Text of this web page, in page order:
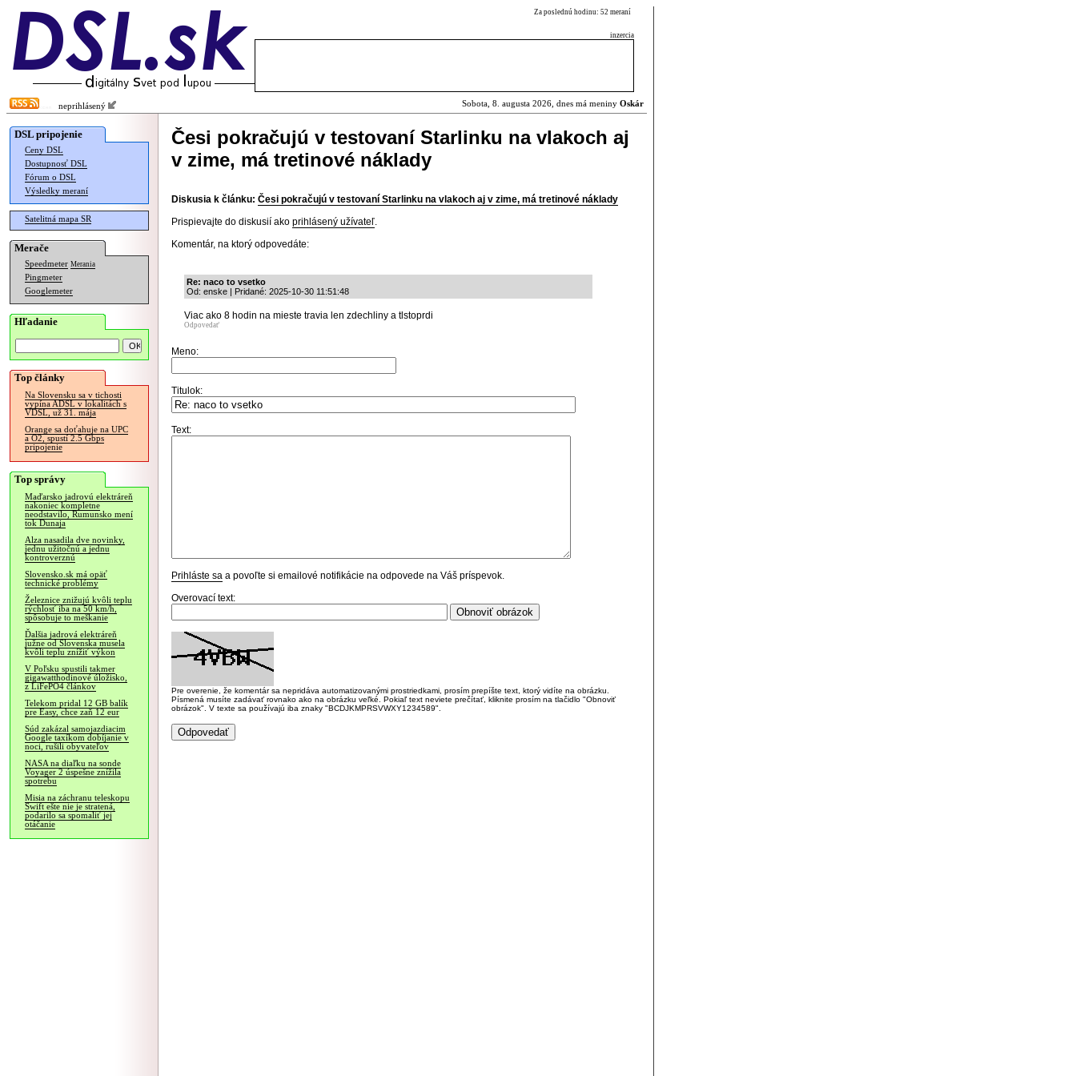
Za poslednú hodinu: 52 meraní
inzercia
neprihlásený Sobota, 8. augusta 2026, dnes má meniny Oskár
DSL pripojenie
Ceny DSL
Dostupnosť DSL
Fórum o DSL
Výsledky meraní
Satelitná mapa SR
Merače
Speedmeter Merania
Pingmeter
Googlemeter
Hľadanie
Top články
Na Slovensku sa v tichosti
vypína ADSL v lokalitách s
VDSL, už 31. mája
Orange sa doťahuje na UPC
a O2, spustí 2.5 Gbps
pripojenie
Top správy
Maďarsko jadrovú elektráreň
nakoniec kompletne
neodstavilo, Rumunsko mení
tok Dunaja
Alza nasadila dve novinky,
jednu užitočnú a jednu
kontroverznú
Slovensko.sk má opäť
technické problémy
Železnice znižujú kvôli teplu
rýchlosť iba na 50 km/h,
spôsobuje to meškanie
Ďalšia jadrová elektráreň
južne od Slovenska musela
kvôli teplu znížiť výkon
V Poľsku spustili takmer
gigawatthodinové úložisko,
z LiFePO4 článkov
Telekom pridal 12 GB balík
pre Easy, chce zaň 12 eur
Súd zakázal samojazdiacim
Google taxíkom dobíjanie v
noci, rušili obyvateľov
NASA na diaľku na sonde
Voyager 2 úspešne znížila
spotrebu
Misia na záchranu teleskopu
Swift ešte nie je stratená,
podarilo sa spomaliť jej
otáčanie
Česi pokračujú v testovaní Starlinku na vlakoch aj
v zime, má tretinové náklady
Diskusia k článku: Česi pokračujú v testovaní Starlinku na vlakoch aj v zime, má tretinové náklady
Prispievajte do diskusií ako prihlásený užívateľ.
Komentár, na ktorý odpovedáte:
Re: naco to vsetko
Od: enske | Pridané: 2025-10-30 11:51:48
Viac ako 8 hodin na mieste travia len zdechliny a tlstoprdi
Odpovedať
Meno:
Titulok:
Text:
Prihláste sa a povoľte si emailové notifikácie na odpovede na Váš príspevok.
Overovací text:
Pre overenie, že komentár sa nepridáva automatizovanými prostriedkami, prosím prepíšte text, ktorý vidíte na obrázku.
Písmená musíte zadávať rovnako ako na obrázku veľké. Pokiaľ text neviete prečítať, kliknite prosím na tlačidlo "Obnoviť
obrázok". V texte sa používajú iba znaky "BCDJKMPRSVWXY1234589".